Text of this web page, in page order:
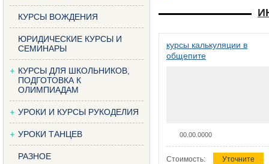
КУРСЫ ВОЖДЕНИЯ
ЮРИДИЧЕСКИЕ КУРСЫ И
СЕМИНАРЫ
КУРСЫ ДЛЯ ШКОЛЬНИКОВ,
ПОДГОТОВКА К
ОЛИМПИАДАМ
УРОКИ И КУРСЫ РУКОДЕЛИЯ
УРОКИ ТАНЦЕВ
РАЗНОЕ
курсы калькуляции в
общепите
00.00.0000
Стоимость: Уточните